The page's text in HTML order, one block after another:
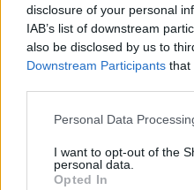
disclosure of your personal
IAB’s list of downstream
also be disclosed by us to
Downstream Participants that
Personal Data
I want to opt-out of the
personal data.
Opted In
się na osobistym
człowieka, który
doświadczając
jako coś
docenienie chwili
impresjonizmu.